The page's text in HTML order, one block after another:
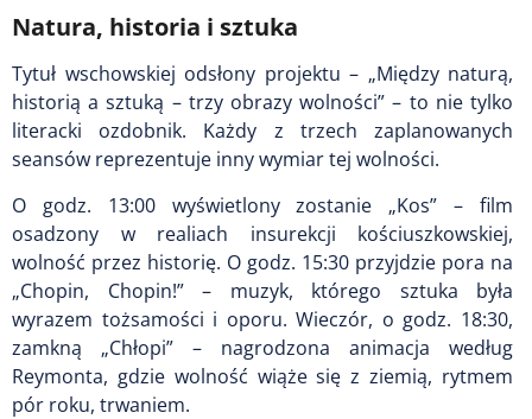
Natura, historia i sztuka
Tytuł wschowskiej odsłony projektu – „Między naturą,
historią a sztuką – trzy obrazy wolności” – to nie tylko
literacki ozdobnik. Każdy z trzech zaplanowanych
seansów reprezentuje inny wymiar tej wolności.
O godz. 13:00 wyświetlony zostanie „Kos” – film
osadzony w realiach insurekcji kościuszkowskiej,
wolność przez historię. O godz. 15:30 przyjdzie pora na
„Chopin, Chopin!” – muzyk, którego sztuka była
wyrazem tożsamości i oporu. Wieczór, o godz. 18:30,
zamkną „Chłopi” – nagrodzona animacja według
Reymonta, gdzie wolność wiąże się z ziemią, rytmem
pór roku, trwaniem.